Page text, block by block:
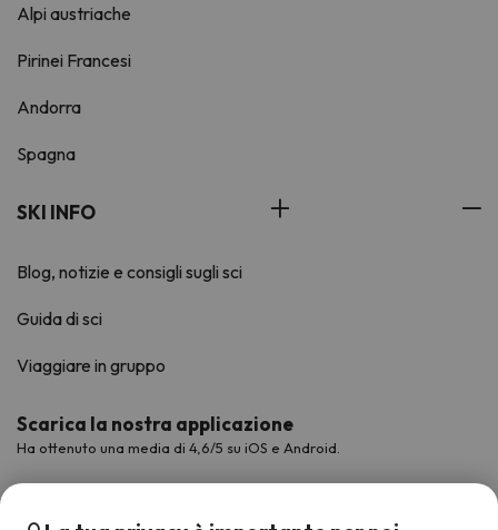
Alpi austriache
Pirinei Francesi
Andorra
Spagna
SKI INFO
Blog, notizie e consigli sugli sci
Guida di sci
Viaggiare in gruppo
Scarica la nostra applicazione
Ha ottenuto una media di 4,6/5 su iOS e Android.